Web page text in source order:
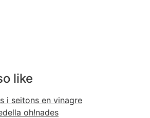
like
i seitons en vinagre
oh!nades